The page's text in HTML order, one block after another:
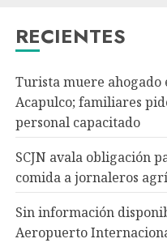
RECIENTES
Turista muere ahogado
Acapulco; familiares
personal capacitado
SCJN avala obligación
comida a jornaleros
Sin información
Aeropuerto
4
por
en